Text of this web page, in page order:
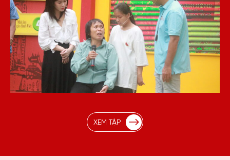
XEM TẬP